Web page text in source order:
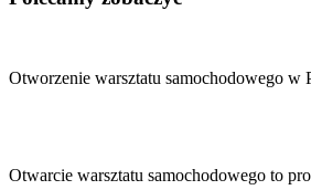
Otworzenie warsztatu samochodowego
Otwarcie warsztatu samochodowego to
wpisu